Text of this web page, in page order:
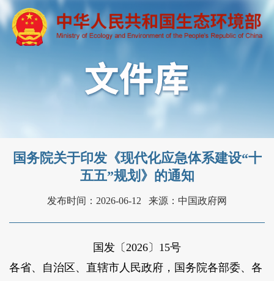
国务院关于印发《现代化应急体系建设“十
五五”规划》的通知
发布时间：2026-06-12 来源：中国政府网
国发〔2026〕15号
各省、自治区、直辖市人民政府，国务院各部委、各